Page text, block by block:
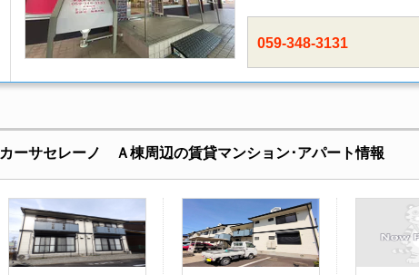
059-348-3131
カーサセレーノ Ａ棟周辺の賃貸マンション･アパート情報